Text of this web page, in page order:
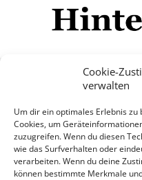
Cookie-
verwalten
Um dir ein optimales Erlebnis
Cookies, um
zuzugreifen. Wenn du diesen
wie das Surfverhalten oder
verarbeiten. Wenn du deine
können bestimmte Merkmale
© Copyright